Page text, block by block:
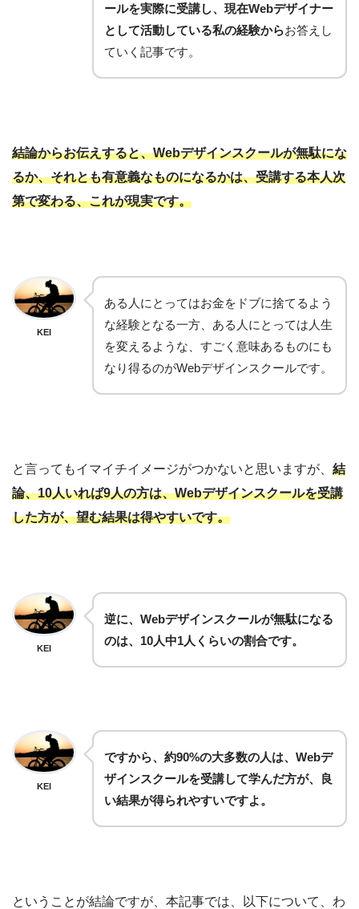
ールを実際に受講し、現在Webデザイナー
として活動している私の経験からお答えし
ていく記事です。
結論からお伝えすると、Webデザインスクールが無駄にな
るか、それとも有意義なものになるかは、受講する本人次
第で変わる、これが現実です。
KEI
ある人にとってはお金をドブに捨てるよう
な経験となる一方、ある人にとっては人生
を変えるような、すごく意味あるものにも
なり得るのがWebデザインスクールです。
と言ってもイマイチイメージがつかないと思いますが、 結
論、10人いれば9人の方は、Webデザインスクールを受講
した方が、望む結果は得やすいです。
KEI
逆に、Webデザインスクールが無駄になる
のは、10人中1人くらいの割合です。
KEI
ですから、約90%の大多数の人は、Webデ
ザインスクールを受講して学んだ方が、良
い結果が得られやすいですよ。
ということが結論ですが、本記事では、以下について、わ